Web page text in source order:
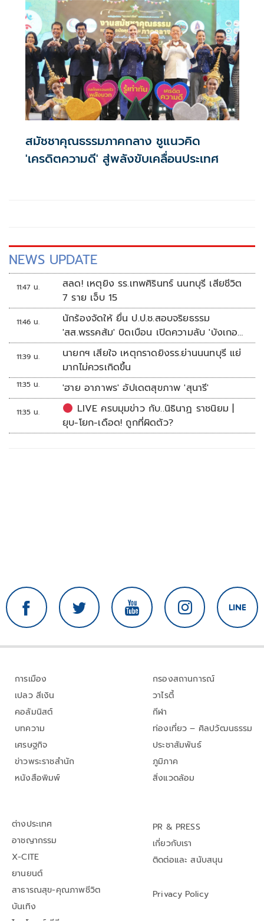
สมัชชาคุณธรรมภาคกลาง ชูแนวคิด
'เครดิตความดี' สู่พลังขับเคลื่อนประเทศ
NEWS UPDATE
11:47 น.
สลด! เหตุยิง รร.เทพศิรินทร์ นนทบุรี เสียชีวิต
7 ราย เจ็บ 15
11:46 น.
นักร้องจัดให้ ยื่น ป.ป.ช.สอบจริยธรรม
'สส.พรรคส้ม' บิดเบือน เปิดความลับ 'บังเกอร์
ทหาร'
11:39 น.
นายกฯ เสียใจ เหตุกราดยิงรร.ย่านนนทบุรี แย่
มากไม่ควรเกิดขึ้น
11:35 น. 'ฮาย อาภาพร' อัปเดตสุขภาพ 'สุนารี'
11:35 น.
LIVE ครบมุมข่าว กับ..นิธินาฏ ราชนิยม |
ยุบ-โยก-เดือด! ถูกที่ผิดตัว?
การเมือง
เปลว สีเงิน
คอลัมนิสต์
บทความ
เศรษฐกิจ
ข่าวพระราชสำนัก
หนังสือพิมพ์
กรองสถานการณ์
วาไรตี้
กีฬา
ท่องเที่ยว – ศิลปวัฒนธรรม
ประชาสัมพันธ์
ภูมิภาค
สิ่งแวดล้อม
ต่างประเทศ
อาชญากรรม
X-CITE
ยานยนต์
สาธารณสุข-คุณภาพชีวิต
บันเทิง
PR & PRESS
เกี่ยวกับเรา
ติดต่อและ สนับสนุน
Privacy Policy